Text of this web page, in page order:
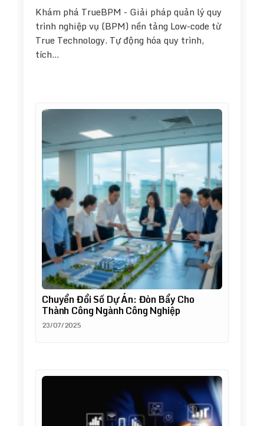
Khám phá TrueBPM - Giải pháp quản lý quy
trình nghiệp vụ (BPM) nền tảng Low-code từ
True Technology. Tự động hóa quy trình,
tích…
Chuyển Đổi Số Dự Án: Đòn Bẩy Cho
Thành Công Ngành Công Nghiệp
23/07/2025